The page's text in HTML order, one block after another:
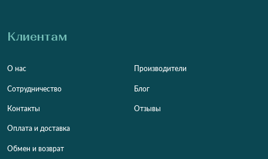
Клиентам
О нас
Сотрудничество
Контакты
Оплата и доставка
Обмен и возврат
Производители
Блог
Отзывы